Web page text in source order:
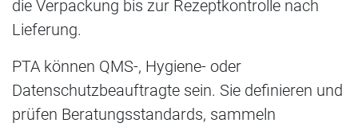
die Verpackung bis zur Rezeptkontrolle nach
Lieferung.
PTA können QMS-, Hygiene- oder
Datenschutzbeauftragte sein. Sie definieren und
prüfen Beratungsstandards, sammeln